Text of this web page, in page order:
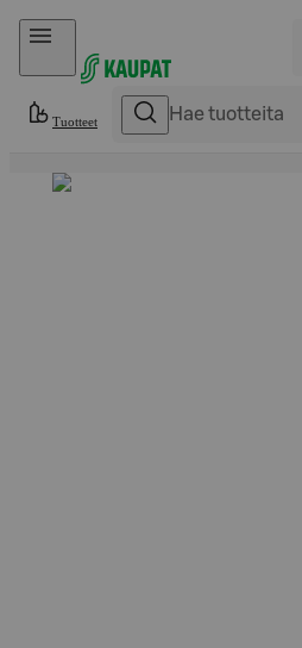
Hyppää sisältöön
Tuotteet